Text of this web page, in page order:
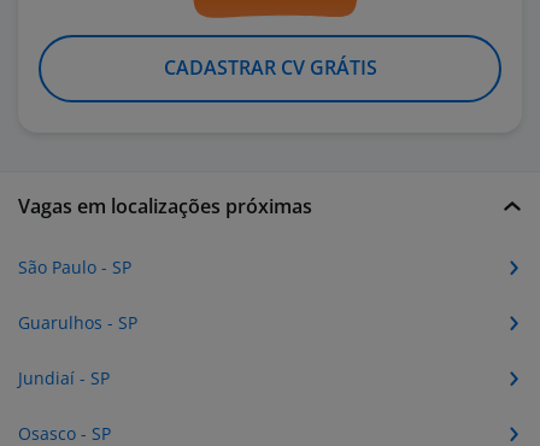
CADASTRAR CV GRÁTIS
Vagas em localizações próximas
São Paulo - SP
Guarulhos - SP
Jundiaí - SP
Osasco - SP